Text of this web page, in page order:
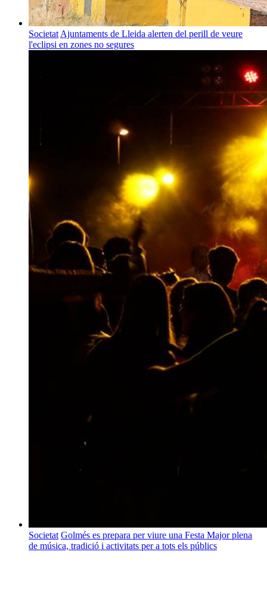
Societat Ajuntaments de Lleida alerten del perill de veure
l'eclipsi en zones no segures
Societat Golmés es prepara per viure una Festa Major plena
de música, tradició i activitats per a tots els públics